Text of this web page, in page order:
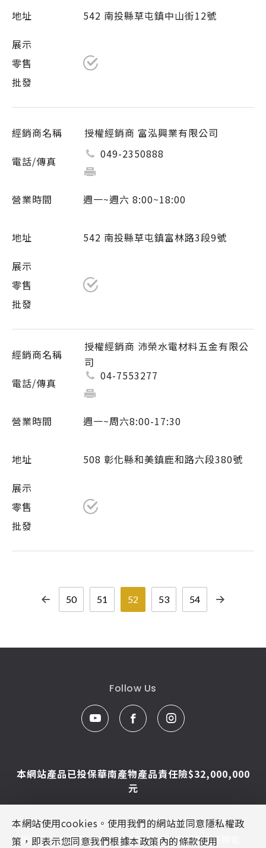
542 南投縣草屯鎮中山街12號
授權經銷商 富泓興業有限公司
049-2350888
週一~週六 8:00~18:00
542 南投縣草屯鎮富林路3段9號
授權經銷商 沛榮水電材料五金有限公
司
04-7553277
週一~周六8:00-17:30
508 彰化縣和美鎮鹿和路六段380號
50 51 52 53 54
Follow Us
本網站產品已投保華南產物產品責任險$32,000,000
元
© Caesar Sanitar. All Rights Reserved.
圖片及文字為凱撒衛浴版權所有，未經同意不得轉載
本網站使用cookies。使用我們的網站並同意隱私權政
策，即表示您同意我們根據本政策內的條款使用